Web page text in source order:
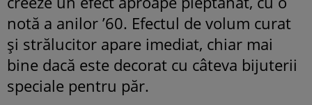
notă a anilor ’60. Efectul de volum curat
și strălucitor apare imediat, chiar mai
bine dacă este decorat cu câteva bijuterii
speciale pentru păr.